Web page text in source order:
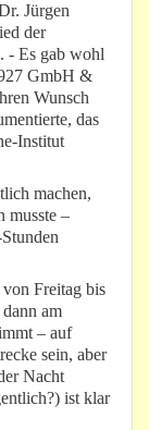
Jürgen
der
- Es gab wohl
GmbH &
Wunsch
das
Institut
machen,
musste –
Freitag bis
am
– auf
sein, aber
Nacht
ist klar